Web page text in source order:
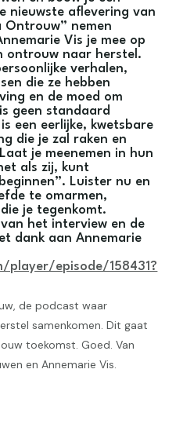
nieuwste aflevering van
Ontrouw” nemen
Vis je mee op
ontrouw naar herstel.
verhalen,
die ze hebben
en de moed om
geen standaard
een eerlijke, kwetsbare
die je zal raken en
je meenemen in hun
als zij, kunt
Luister nu en
te omarmen,
je tegenkomt.
het interview en de
dank aan Annemarie
episode/158431?
de podcast waar
samenkomen. Dit gaat
toekomst. Goed. Van
en Annemarie Vis.